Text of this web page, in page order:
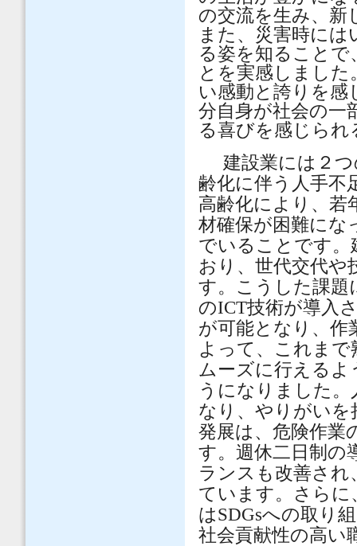
の交流を生み、新
また、災害時に
る姿を知ることで
とを実感しまし
い感動と誇りを
分自身が社会の一
る喜びを感じら
建設業には２
齢化に伴う人手不
高齢化により、若
材確保が困難にな
でいることです。
おり、世代交代や
す。こうした課題
のICT技術が導入
が可能となり、作
よって、これま
ムーズに行えるよ
うになりました
なり、やりがいを
発展は、危険作業
す。週休二日制の
ランスも改善され
ています。さらに
はSDGsへの取り
社会貢献性の高い